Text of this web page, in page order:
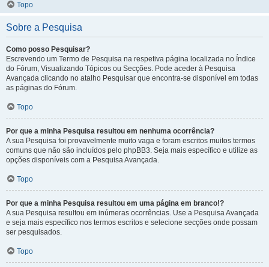
Topo
Sobre a Pesquisa
Como posso Pesquisar?
Escrevendo um Termo de Pesquisa na respetiva página localizada no Índice
do Fórum, Visualizando Tópicos ou Secções. Pode aceder à Pesquisa
Avançada clicando no atalho Pesquisar que encontra-se disponível em todas
as páginas do Fórum.
Topo
Por que a minha Pesquisa resultou em nenhuma ocorrência?
A sua Pesquisa foi provavelmente muito vaga e foram escritos muitos termos
comuns que não são incluídos pelo phpBB3. Seja mais específico e utilize as
opções disponíveis com a Pesquisa Avançada.
Topo
Por que a minha Pesquisa resultou em uma página em branco!?
A sua Pesquisa resultou em inúmeras ocorrências. Use a Pesquisa Avançada
e seja mais específico nos termos escritos e selecione secções onde possam
ser pesquisados.
Topo